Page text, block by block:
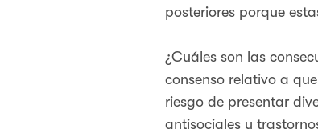
posteriores porque
¿Cuáles son las
consenso relativo a
riesgo de presentar
antisociales y